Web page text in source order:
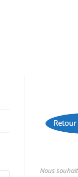
Nous